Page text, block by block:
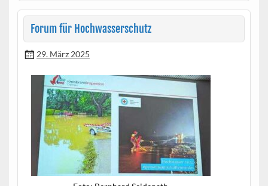
Forum für Hochwasserschutz
29. März 2025